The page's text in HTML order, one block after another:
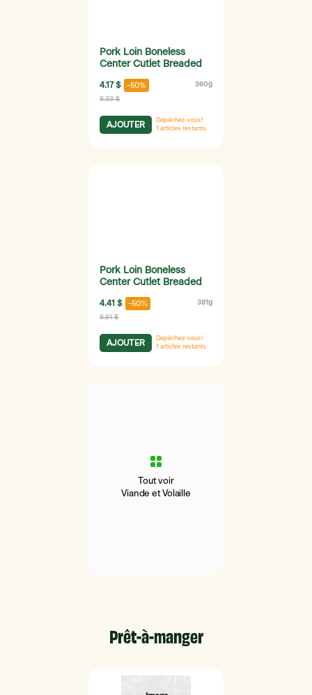
Pork Loin Boneless
Center Cutlet Breaded
4.17 $ -50% 360g
8.33 $
AJOUTER
Dépêchez-vous!
1 articles restants
Pork Loin Boneless
Center Cutlet Breaded
4.41 $ -50% 381g
8.81 $
AJOUTER
Dépêchez-vous!
1 articles restants
Tout voir
Viande et Volaille
Prêt-à-manger